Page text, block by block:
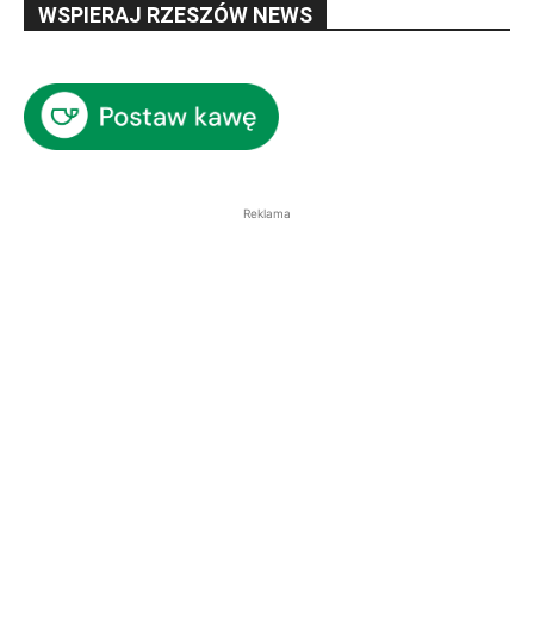
WSPIERAJ RZESZÓW NEWS
Reklama